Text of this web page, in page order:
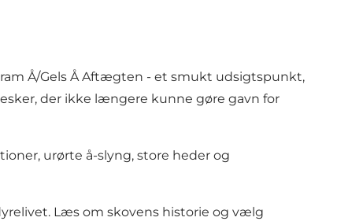
Å/Gels Å Aftægten - et smukt udsigtspunkt,
der ikke længere kunne gøre gavn for
urørte å-slyng, store heder og
Læs om skovens historie og vælg